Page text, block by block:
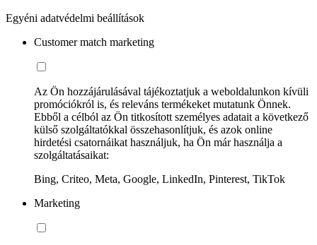
Egyéni adatvédelmi beállítások
Customer match marketing
Az Ön hozzájárulásával tájékoztatjuk a weboldalunkon kívüli
promóciókról is, és releváns termékeket mutatunk Önnek.
Ebből a célból az Ön titkosított személyes adatait a következő
külső szolgáltatókkal összehasonlítjuk, és azok online
hirdetési csatornáikat használjuk, ha Ön már használja a
szolgáltatásaikat:
Bing, Criteo, Meta, Google, LinkedIn, Pinterest, TikTok
Marketing